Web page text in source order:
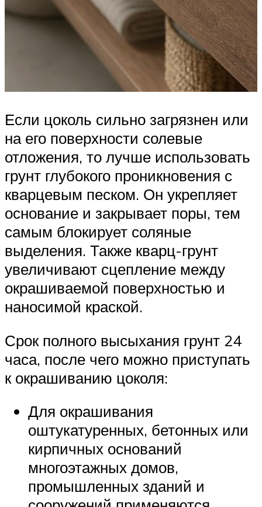
Если цоколь сильно загрязнен или
на его поверхности солевые
отложения, то лучше использовать
грунт глубокого проникновения с
кварцевым песком. Он укрепляет
основание и закрывает поры, тем
самым блокирует соляные
выделения. Также кварц-грунт
увеличивают сцепление между
окрашиваемой поверхностью и
наносимой краской.
Срок полного высыхания грунт 24
часа, после чего можно приступать
к окрашиванию цоколя:
Для окрашивания
оштукатуренных, бетонных или
кирпичных оснований
многоэтажных домов,
промышленных зданий и